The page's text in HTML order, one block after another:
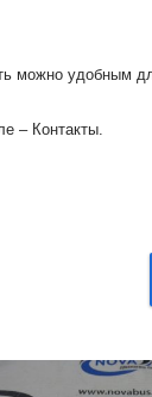
можно удобным
– Контакты.